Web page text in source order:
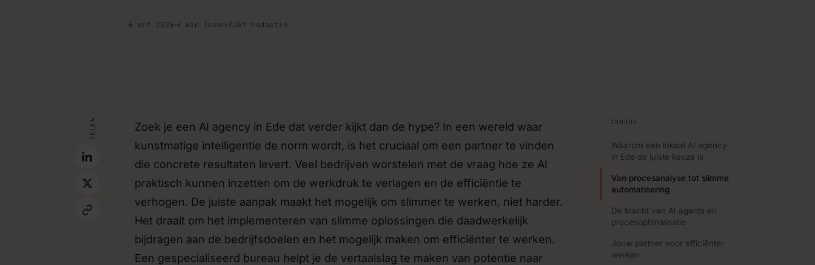
Koppelingen tussen systemen
valideren voordat je grootschalig investeert.
tech-keuzes of de roadmap van jouw product.
Implementatie & training
Begeleiding en training voor teams die zelf met AI en
nieuwe tools aan de slag willen.
›
Beheer & doorontwikkeling
Hosting, onderhoud en doorontwikkeling via vaste SLA’s of
een sprint-based samenwerking.
›
6 mrt 2026 4 min lezen Tikt redactie
DELEN
Zoek je een AI agency in Ede dat verder kijkt dan de hype? In een wereld waar
kunstmatige intelligentie de norm wordt, is het cruciaal om een partner te vinden
die concrete resultaten levert. Veel bedrijven worstelen met de vraag hoe ze AI
praktisch kunnen inzetten om de werkdruk te verlagen en de efficiëntie te
verhogen. De juiste aanpak maakt het mogelijk om slimmer te werken, niet harder.
Het draait om het implementeren van slimme oplossingen die daadwerkelijk
bijdragen aan de bedrijfsdoelen en het mogelijk maken om efficiënter te werken.
Een gespecialiseerd bureau helpt je de vertaalslag te maken van potentie naar
INHOUD
Waarom een lokaal AI agency
in Ede de juiste keuze is
Van procesanalyse tot slimme
automatisering
De kracht van AI agents en
procesoptimalisatie
Jouw partner voor efficiënter
werken